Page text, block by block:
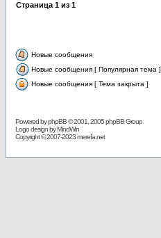
Страница 1 из 1
Новые сообщения
Новые сообщения [ Популярная тема ]
Новые сообщения [ Тема закрыта ]
Powered byphpBB© 2001, 2005 phpBB Group
Logo design by MindWin
Copyright © 2007-2023 merefa.net